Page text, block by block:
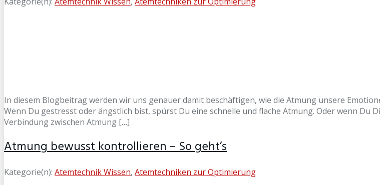
In diesem Blogbeitrag werden wir uns genauer damit beschäftigen, wie die Atmung unsere
Wenn Du gestresst oder ängstlich bist, spürst Du eine schnelle und flache Atmung. Oder wenn
Verbindung zwischen Atmung […]
Atmung bewusst kontrollieren – So geht’s
Kategorie(n): Atemtechnik Wissen, Atemtechniken zur Optimierung